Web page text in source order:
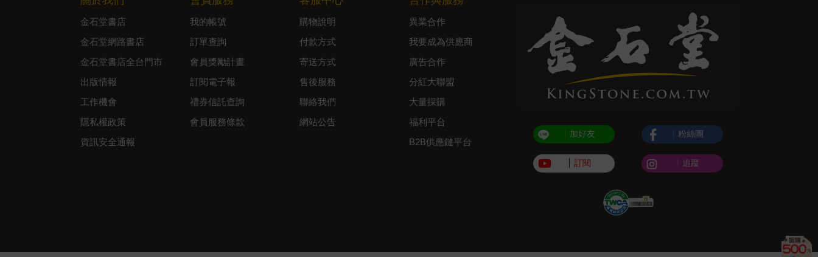
金石堂書店
金石堂網路書店
金石堂書店全台門市
出版情報
工作機會
隱私權政策
資訊安全通報
我的帳號
訂單查詢
會員獎勵計畫
訂閱電子報
禮券信託查詢
會員服務條款
購物說明
付款方式
寄送方式
售後服務
聯絡我們
網站公告
異業合作
我要成為供應商
廣告合作
分紅大聯盟
大量採購
福利平台
B2B供應鏈平台
加好友
訂閱
粉絲團
追蹤